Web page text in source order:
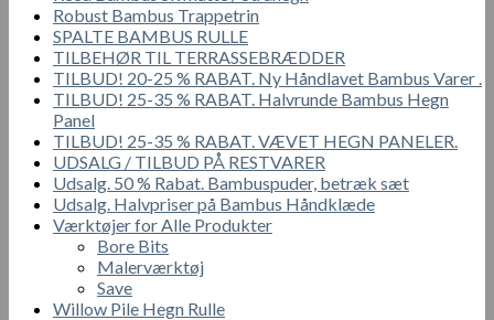
Robust Bambus Trappetrin
SPALTE BAMBUS RULLE
TILBEHØR TIL TERRASSEBRÆDDER
TILBUD! 20-25 % RABAT. Ny Håndlavet Bambus Varer .
TILBUD! 25-35 % RABAT. Halvrunde Bambus Hegn
Panel
TILBUD! 25-35 % RABAT. VÆVET HEGN PANELER.
UDSALG / TILBUD PÅ RESTVARER
Udsalg. 50 % Rabat. Bambuspuder, betræk sæt
Udsalg. Halvpriser på Bambus Håndklæde
Værktøjer for Alle Produkter
Bore Bits
Malerværktøj
Save
Willow Pile Hegn Rulle